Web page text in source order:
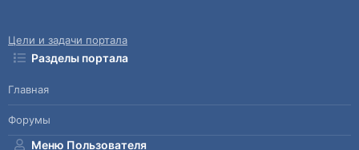
Цели и задачи портала
Разделы портала
Главная
Форумы
Меню Пользователя